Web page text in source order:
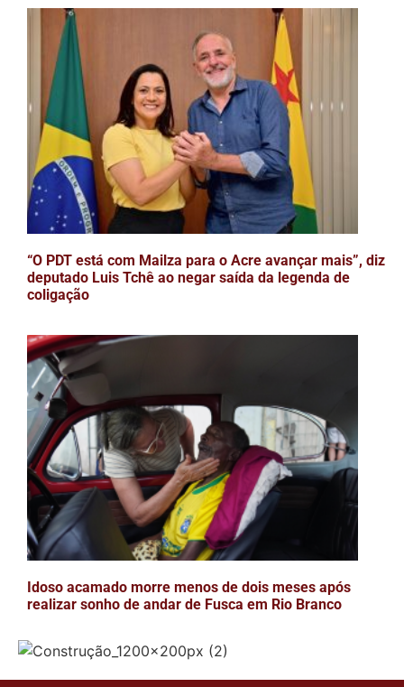
“O PDT está com Mailza para o Acre avançar mais”, diz
deputado Luis Tchê ao negar saída da legenda de
coligação
Idoso acamado morre menos de dois meses após
realizar sonho de andar de Fusca em Rio Branco